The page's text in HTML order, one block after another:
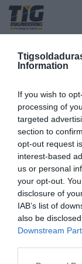
Information
If you wish to
processing of
targeted
section to
opt-out request
interest-based
us or personal
your opt-out.
disclosure of
IAB’s list of
also be
Downstream